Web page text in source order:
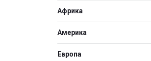
Африка
Америка
Европа